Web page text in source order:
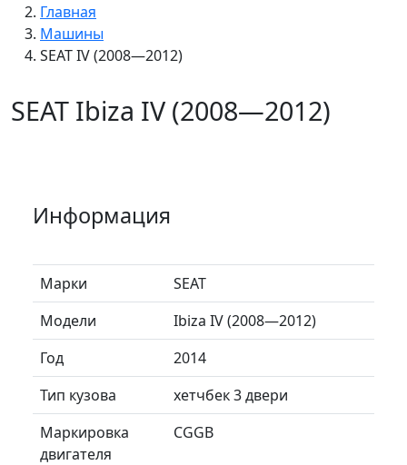
Главная
Машины
SEAT IV (2008—2012)
SEAT Ibiza IV (2008—2012)
Информация
Марки
SEAT
Модели
Ibiza IV (2008—2012)
Год
2014
Тип кузова
хетчбек 3 двери
Маркировка
двигателя
CGGB